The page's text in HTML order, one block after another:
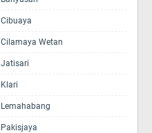
Cibuaya
Cilamaya Wetan
Jatisari
Klari
Lemahabang
Pakisjaya